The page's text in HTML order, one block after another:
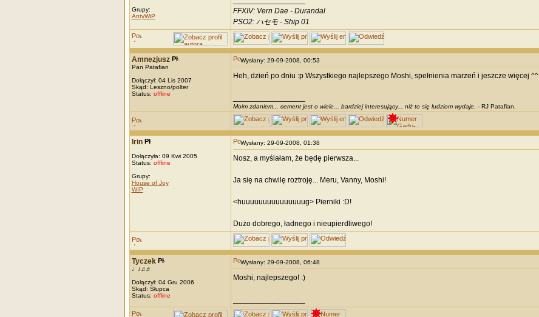
Grupy:
AntyWiP
FFXIV: Vern Dae - Durandal
PSO2: ハセモ - Ship 01
Amnezjusz
Pan Patafian
Dołączył: 04 Lis 2007
Skąd: Leszno/polter
Status: offline
Wysłany: 29-09-2008, 00:53
Heh, dzień po dniu :p Wszystkiego najlepszego Moshi, spełnienia marzeń i jeszcze więcej ^^
Moim zdaniem... cement jest o wiele... bardziej interesujący... niż to się ludziom wydaje. - RJ Patafian.
Irin
Dołączyła: 09 Kwi 2005
Status: offline
Grupy:
House of Joy
WIP
Wysłany: 29-09-2008, 01:38
Nosz, a myślałam, że będę pierwsza...
Ja się na chwilę roztroję... Meru, Vanny, Moshi!
<huuuuuuuuuuuuuuug> Pierniki :D!
Dużo dobrego, ładnego i nieupierdliwego!
Tyczek
♩♪♫♬
Dołączył: 04 Gru 2006
Skąd: Słupca
Status: offline
Wysłany: 29-09-2008, 06:48
Moshi, najlepszego! :)